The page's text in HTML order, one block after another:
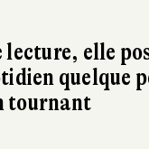
lecture, elle
quelque
tournant